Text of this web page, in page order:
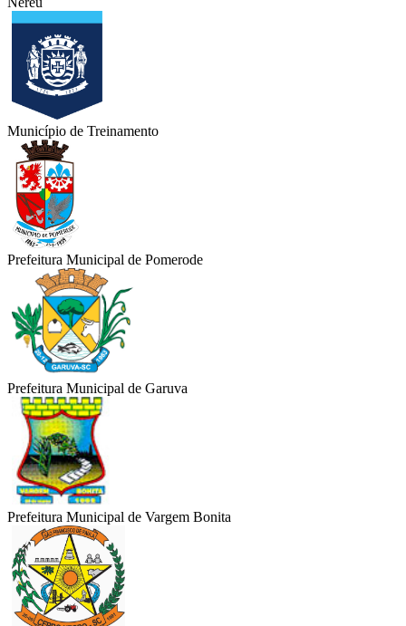
Município de Treinamento
Prefeitura Municipal de Pomerode
Prefeitura Municipal de Garuva
Prefeitura Municipal de Vargem Bonita